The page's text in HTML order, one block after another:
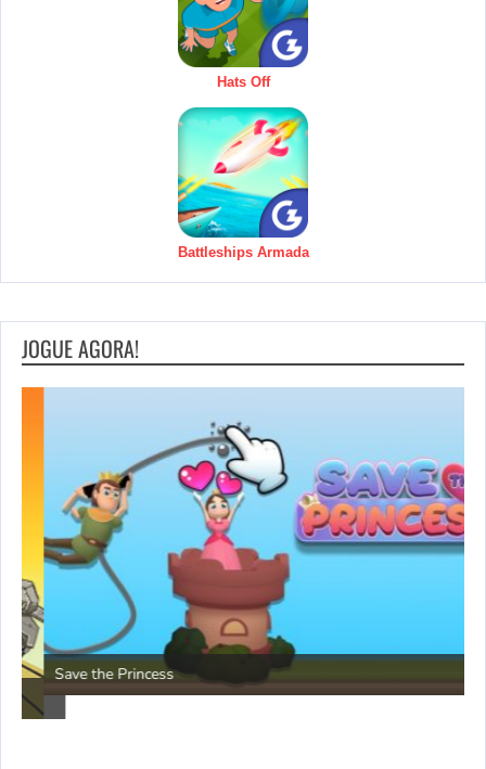
Hats Off
Battleships Armada
JOGUE AGORA!
Save the Princess